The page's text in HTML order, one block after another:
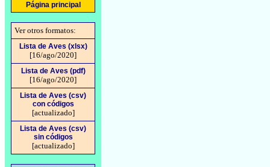
Página principal
Ver otros formatos:
Lista de Aves (xlsx)
[16/ago/2020]
Lista de Aves (pdf)
[16/ago/2020]
Lista de Aves (csv)
con códigos
[actualizado]
Lista de Aves (csv)
sin códigos
[actualizado]